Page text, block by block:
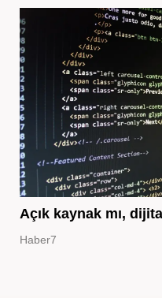
Açık kaynak mı,
Haber7